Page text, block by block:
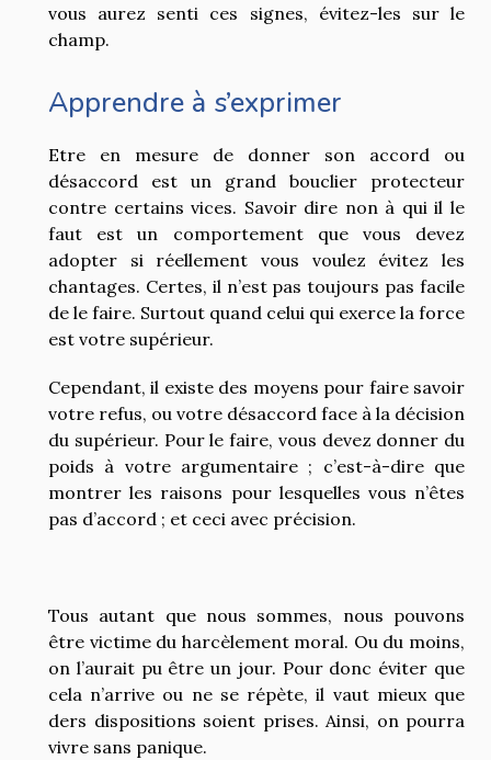
vous aurez senti ces signes, évitez-les sur le
champ.
Apprendre à s’exprimer
Etre en mesure de donner son accord ou
désaccord est un grand bouclier protecteur
contre certains vices. Savoir dire non à qui il le
faut est un comportement que vous devez
adopter si réellement vous voulez évitez les
chantages. Certes, il n’est pas toujours pas facile
de le faire. Surtout quand celui qui exerce la force
est votre supérieur.
Cependant, il existe des moyens pour faire savoir
votre refus, ou votre désaccord face à la décision
du supérieur. Pour le faire, vous devez donner du
poids à votre argumentaire ; c’est-à-dire que
montrer les raisons pour lesquelles vous n’êtes
pas d’accord ; et ceci avec précision.
Tous autant que nous sommes, nous pouvons
être victime du harcèlement moral. Ou du moins,
on l’aurait pu être un jour. Pour donc éviter que
cela n’arrive ou ne se répète, il vaut mieux que
ders dispositions soient prises. Ainsi, on pourra
vivre sans panique.